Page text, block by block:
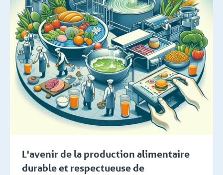
L'avenir de la production alimentaire
durable et respectueuse de